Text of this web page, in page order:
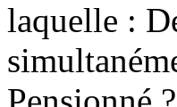
laquelle :